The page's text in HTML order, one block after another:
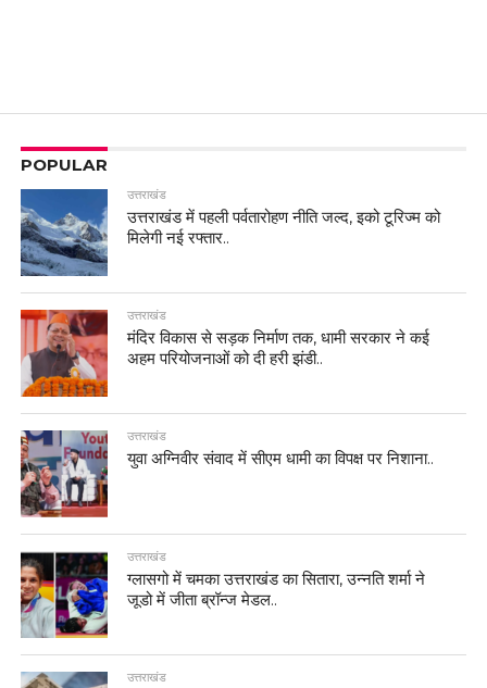
POPULAR
उत्तराखंड
उत्तराखंड में पहली पर्वतारोहण नीति जल्द, इको टूरिज्म को
मिलेगी नई रफ्तार..
उत्तराखंड
मंदिर विकास से सड़क निर्माण तक, धामी सरकार ने कई
अहम परियोजनाओं को दी हरी झंडी..
उत्तराखंड
युवा अग्निवीर संवाद में सीएम धामी का विपक्ष पर निशाना..
उत्तराखंड
ग्लासगो में चमका उत्तराखंड का सितारा, उन्नति शर्मा ने
जूडो में जीता ब्रॉन्ज मेडल..
उत्तराखंड